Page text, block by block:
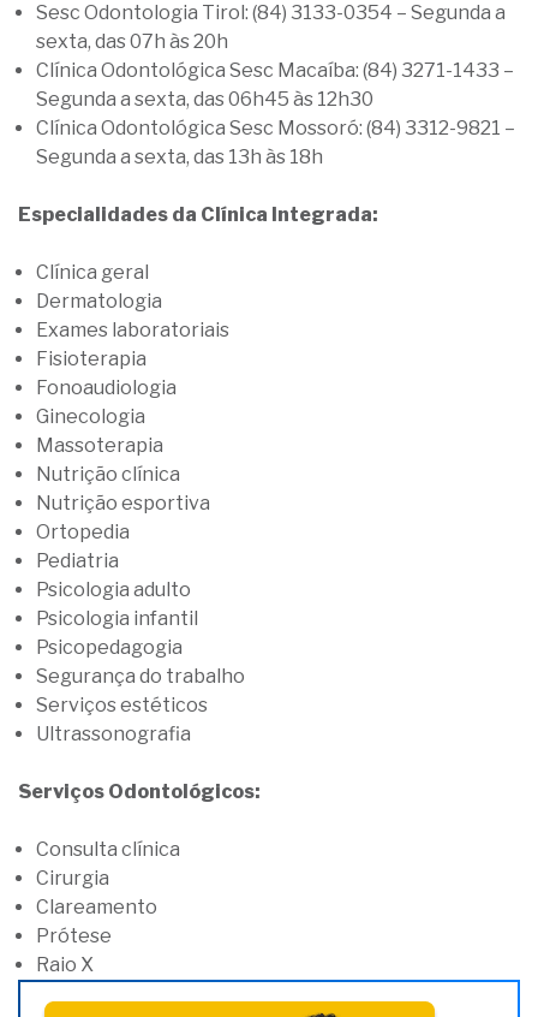
Sesc Odontologia Tirol: (84) 3133-0354 – Segunda a
sexta, das 07h às 20h
Clínica Odontológica Sesc Macaíba: (84) 3271-1433 –
Segunda a sexta, das 06h45 às 12h30
Clínica Odontológica Sesc Mossoró: (84) 3312-9821 –
Segunda a sexta, das 13h às 18h
Especialidades da Clínica Integrada:
Clínica geral
Dermatologia
Exames laboratoriais
Fisioterapia
Fonoaudiologia
Ginecologia
Massoterapia
Nutrição clínica
Nutrição esportiva
Ortopedia
Pediatria
Psicologia adulto
Psicologia infantil
Psicopedagogia
Segurança do trabalho
Serviços estéticos
Ultrassonografia
Serviços Odontológicos:
Consulta clínica
Cirurgia
Clareamento
Prótese
Raio X